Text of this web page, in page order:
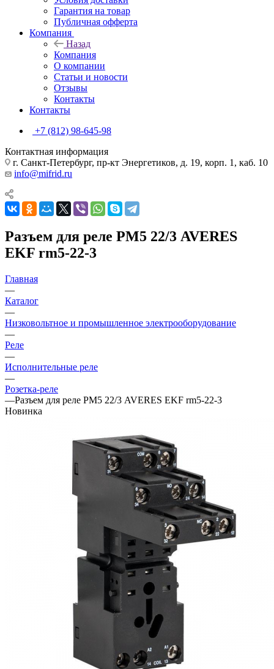
Гарантия на товар
Публичная офферта
Компания
Назад
Компания
О компании
Статьи и новости
Отзывы
Контакты
Контакты
+7 (812) 98-645-98
Контактная информация
г. Санкт-Петербург, пр-кт Энергетиков, д. 19, корп. 1, каб. 10
info@mifrid.ru
Разъем для реле РМ5 22/3 AVERES
EKF rm5-22-3
Главная
—
Каталог
—
Низковольтное и промышленное электрооборудование
—
Реле
—
Исполнительные реле
—
Розетка-реле
—Разъем для реле РМ5 22/3 AVERES EKF rm5-22-3
Новинка